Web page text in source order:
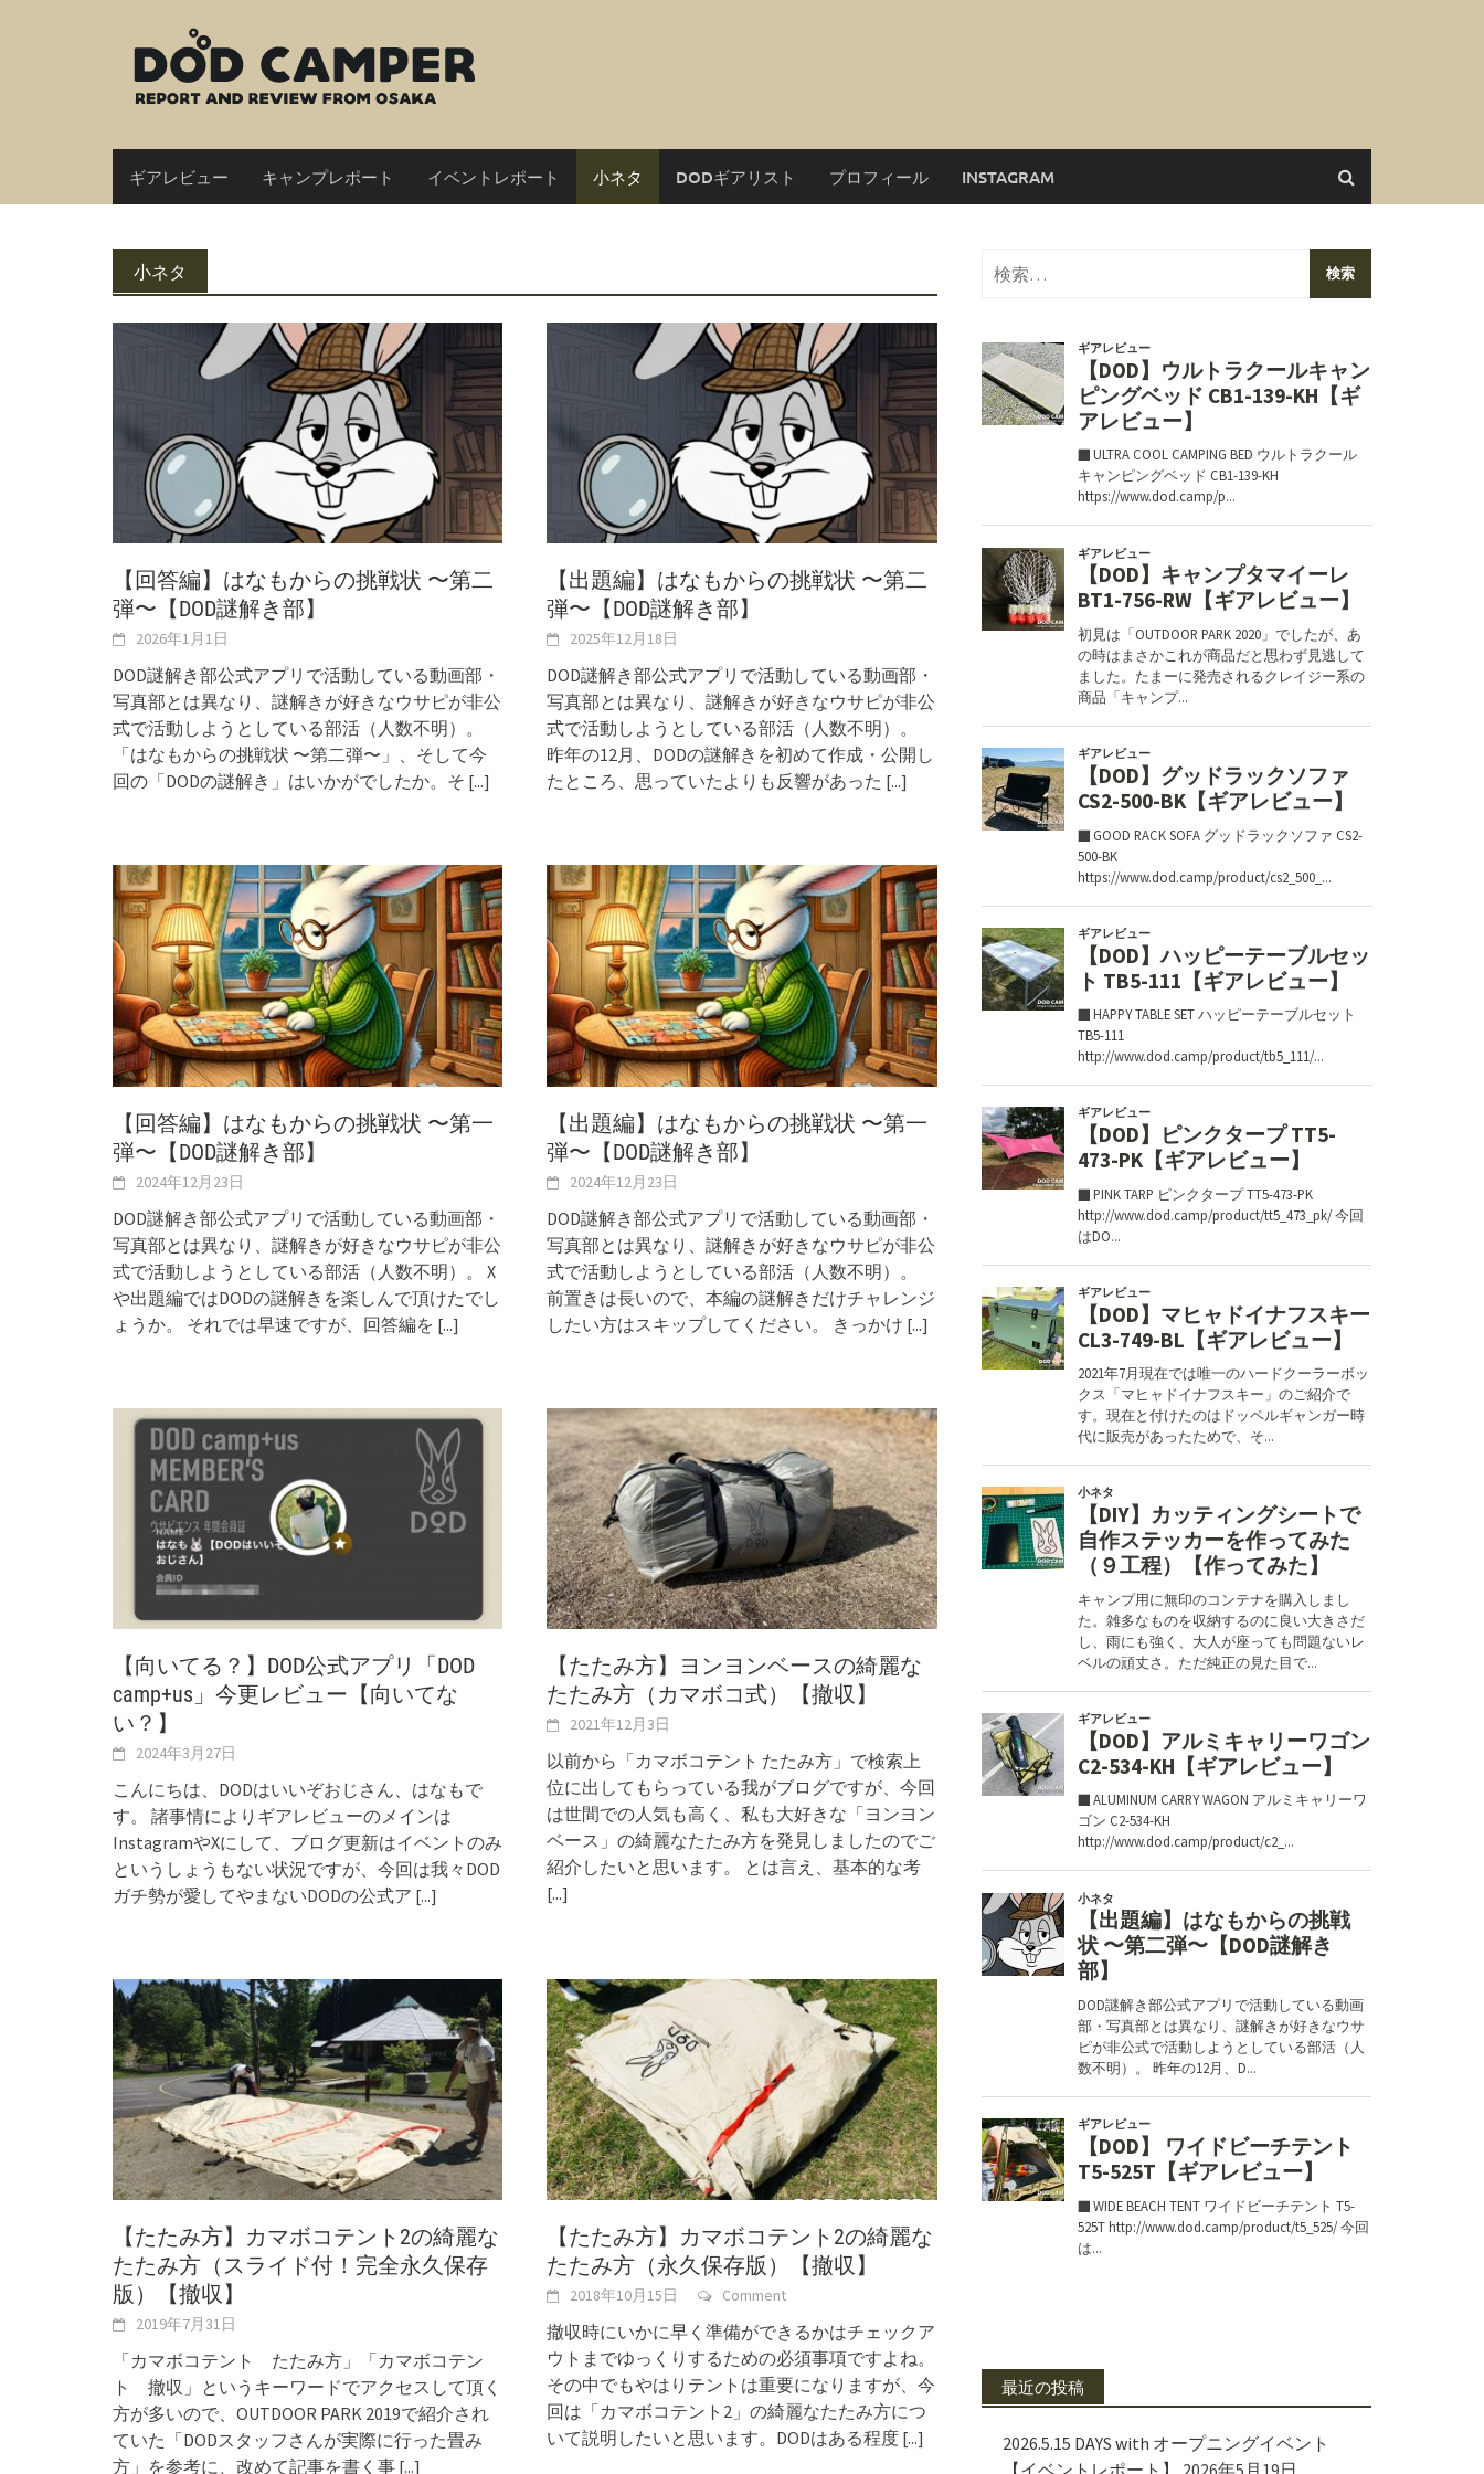
ギアレビュー キャンプレポート イベントレポート 小ネタ DODギアリスト プロフィール INSTAGRAM
小ネタ
【回答編】はなもからの挑戦状 〜第二
弾〜【DOD謎解き部】
2026年1月1日
DOD謎解き部公式アプリで活動している動画部・
写真部とは異なり、謎解きが好きなウサピが非公
式で活動しようとしている部活（人数不明）。
「はなもからの挑戦状 〜第二弾〜」、そして今
回の「DODの謎解き」はいかがでしたか。そ [...]
【出題編】はなもからの挑戦状 〜第二
弾〜【DOD謎解き部】
2025年12月18日
DOD謎解き部公式アプリで活動している動画部・
写真部とは異なり、謎解きが好きなウサピが非公
式で活動しようとしている部活（人数不明）。
昨年の12月、DODの謎解きを初めて作成・公開し
たところ、思っていたよりも反響があった [...]
【回答編】はなもからの挑戦状 〜第一
弾〜【DOD謎解き部】
2024年12月23日
DOD謎解き部公式アプリで活動している動画部・
写真部とは異なり、謎解きが好きなウサピが非公
式で活動しようとしている部活（人数不明）。 X
や出題編ではDODの謎解きを楽しんで頂けたでし
ょうか。 それでは早速ですが、回答編を [...]
【出題編】はなもからの挑戦状 〜第一
弾〜【DOD謎解き部】
2024年12月23日
DOD謎解き部公式アプリで活動している動画部・
写真部とは異なり、謎解きが好きなウサピが非公
式で活動しようとしている部活（人数不明）。
前置きは長いので、本編の謎解きだけチャレンジ
したい方はスキップしてください。 きっかけ [...]
【向いてる？】DOD公式アプリ「DOD
camp+us」今更レビュー【向いてな
い？】
2024年3月27日
こんにちは、DODはいいぞおじさん、はなもで
す。 諸事情によりギアレビューのメインは
InstagramやXにして、ブログ更新はイベントのみ
というしょうもない状況ですが、今回は我々DOD
ガチ勢が愛してやまないDODの公式ア [...]
【たたみ方】ヨンヨンベースの綺麗な
たたみ方（カマボコ式）【撤収】
2021年12月3日
以前から「カマボコテント たたみ方」で検索上
位に出してもらっている我がブログですが、今回
は世間での人気も高く、私も大好きな「ヨンヨン
ベース」の綺麗なたたみ方を発見しましたのでご
紹介したいと思います。 とは言え、基本的な考
[...]
【たたみ方】カマボコテント2の綺麗な
たたみ方（スライド付！完全永久保存
版）【撤収】
2019年7月31日
「カマボコテント たたみ方」「カマボコテン
ト 撤収」というキーワードでアクセスして頂く
方が多いので、OUTDOOR PARK 2019で紹介され
ていた「DODスタッフさんが実際に行った畳み
方」を参考に、改めて記事を書く事 [...]
【たたみ方】カマボコテント2の綺麗な
たたみ方（永久保存版）【撤収】
2018年10月15日 Comment
撤収時にいかに早く準備ができるかはチェックア
ウトまでゆっくりするための必須事項ですよね。
その中でもやはりテントは重要になりますが、今
回は「カマボコテント2」の綺麗なたたみ方につ
いて説明したいと思います。DODはある程度 [...]
検
索:
最近の投稿
2026.5.15 DAYS with オープニングイベント
【イベントレポート】
2026年5月19日